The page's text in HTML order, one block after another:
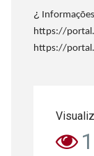
¿
https://
https://